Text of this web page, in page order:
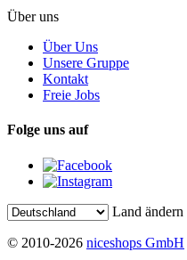
Über uns
Über Uns
Unsere Gruppe
Kontakt
Freie Jobs
Folge uns auf
Land ändern
© 2010-2026 niceshops GmbH